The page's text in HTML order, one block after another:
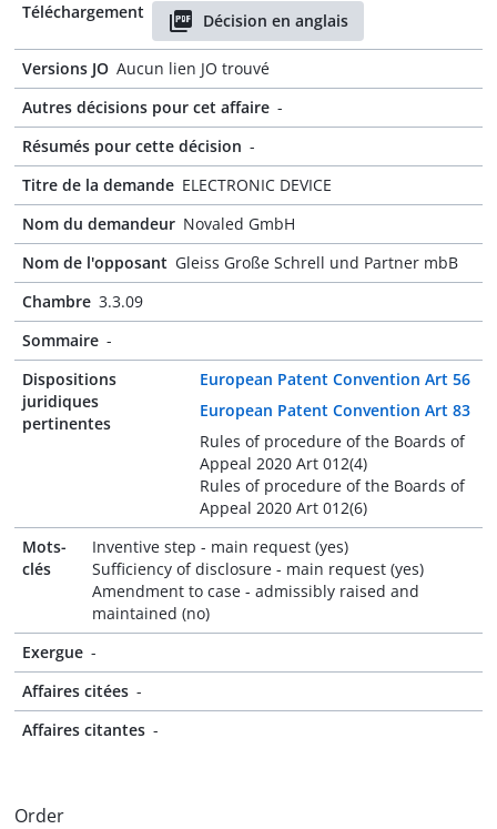
Téléchargement
Décision en anglais
Versions JO Aucun lien JO trouvé
Autres décisions pour cet affaire -
Résumés pour cette décision -
Titre de la demande ELECTRONIC DEVICE
Nom du demandeur Novaled GmbH
Nom de l'opposant Gleiss Große Schrell und Partner mbB
Chambre 3.3.09
Sommaire -
Dispositions
juridiques
pertinentes
European Patent Convention Art 56
European Patent Convention Art 83
Rules of procedure of the Boards of
Appeal 2020 Art 012(4)
Rules of procedure of the Boards of
Appeal 2020 Art 012(6)
Mots-
clés
Inventive step - main request (yes)
Sufficiency of disclosure - main request (yes)
Amendment to case - admissibly raised and
maintained (no)
Exergue -
Affaires citées -
Affaires citantes -
Order